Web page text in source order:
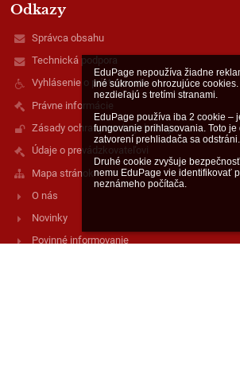
EduPage nepoužíva žiadne
iné súkromie ohrozujúce
nezdieľajú s tretími stranami.
EduPage používa iba 2 cookie –
fungovanie prihlasovania. Toto je
zatvorení prehliadača sa odstráni.
Druhé cookie zvyšuje
nemu EduPage vie identifikovať
neznámeho počítača.
Odkazy
Správca obsahu
Technická podpora
Vyhlásenie o prístupnosti
Právne informácie
Zásady ochrany osobných údajov
Údaje o prevádzkovateľovi
Mapa stránok
O nás
Novinky
Povinné informovanie